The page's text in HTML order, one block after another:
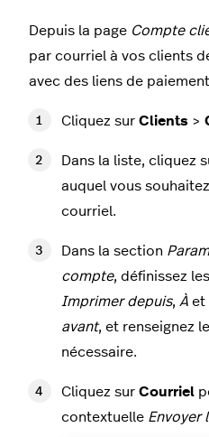
Depuis la page Compte
par courriel à vos clients
avec des liens de
Cliquez sur Clients >
Dans la liste, cliquez
auquel vous
courriel.
Dans la section
compte, définissez
Imprimer depuis, À et
avant, et renseignez le
nécessaire.
Cliquez sur Courriel
contextuelle Envoyer